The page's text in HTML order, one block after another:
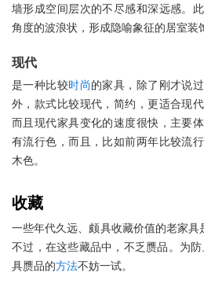
墙形成空间层次的不尽感和深远感。
角度的波浪状，形成隐喻象征的居室装
现代
是一种比较时尚的家具，除了刚才说
外，款式比较现代，简约，更适合现
而且现代家具变化的速度很快，主要
有流行色，而且，比如前两年比较流
木色。
收藏
一些年代久远、颇具收藏价值的老家具
不过，在这些藏品中，不乏赝品。为
具赝品的方法不妨一试。